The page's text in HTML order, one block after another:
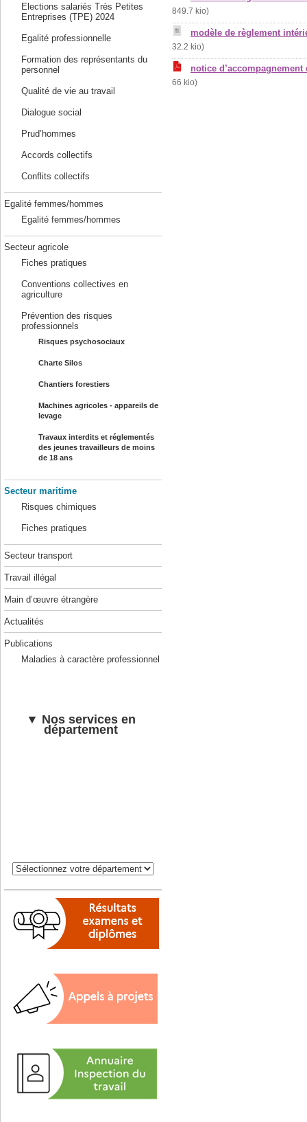
Elections salariés Très Petites
Entreprises (TPE) 2024
Egalité professionnelle
Formation des représentants du
personnel
Qualité de vie au travail
Dialogue social
Prud’hommes
Accords collectifs
Conflits collectifs
Egalité femmes/hommes
Egalité femmes/hommes
Secteur agricole
Fiches pratiques
Conventions collectives en
agriculture
Prévention des risques
professionnels
Risques psychosociaux
Charte Silos
Chantiers forestiers
Machines agricoles - appareils de
levage
Travaux interdits et réglementés
des jeunes travailleurs de moins
de 18 ans
Secteur maritime
Risques chimiques
Fiches pratiques
Secteur transport
Travail illégal
Main d’œuvre étrangère
Actualités
Publications
Maladies à caractère professionnel
▼ Nos services en
département
849.7 kio)
modèle de règlement
32.2 kio)
notice
66 kio)